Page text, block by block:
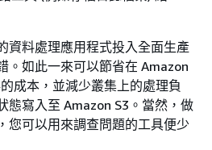
資料處理應用程式投入全面生產
。如此一來可以節省在 Amazon
成本，並減少叢集上的處理負
態寫入至 Amazon S3。當然，做
您可以用來調查問題的工具便少